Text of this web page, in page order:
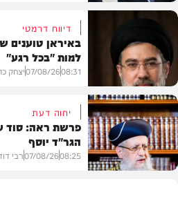
צבא וביטחון
חדשות
דיווח דרמטי
באיראן טוענים
למות "בכל רגע"
08:31
07/08/26יצחק
יחוה דעת
פרשת ראה: סוד
הגר"ד יוסף
08:25
07/08/26רבי